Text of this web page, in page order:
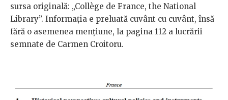
sursa originală: „Collège de France, the National
Library”. Informația e preluată cuvânt cu cuvânt, însă
fără o asemenea mențiune, la pagina 112 a lucrării
semnate de Carmen Croitoru.